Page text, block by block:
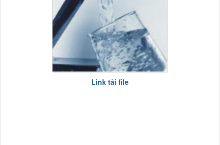
Link tải file